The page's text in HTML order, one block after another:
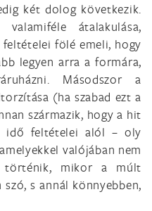
két dolog következik.
átalakulása,
fölé emeli, hogy
legyen arra a formára,
Másodszor a
(ha szabad ezt a
származik, hogy a hit
idő feltételei alól – oly
valójában nem
mikor a múlt
s annál könnyebben,